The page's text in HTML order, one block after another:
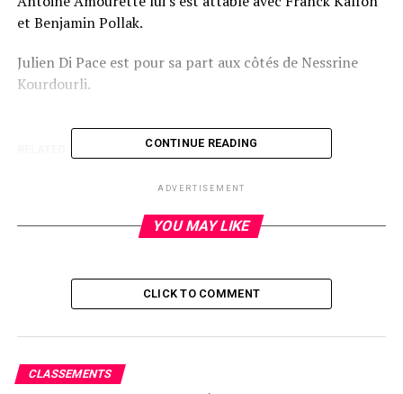
et Benjamin Pollak.
Julien Di Pace est pour sa part aux côtés de Nessrine
Kourdourli.
Après Zerbib, c'est au tour de Basou de prendre la porte
DON'T MISS
Deux petits coups et puis s'en va
CONTINUE READING
ADVERTISEMENT
YOU MAY LIKE
CLICK TO COMMENT
CLASSEMENTS